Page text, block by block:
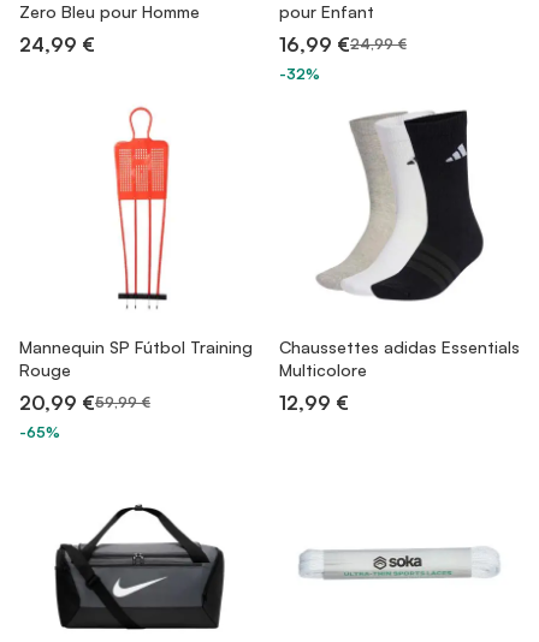
Zero Bleu pour Homme
24,99 €
pour Enfant
16,99 €24,99 €
-32%
Mannequin SP Fútbol Training
Rouge
20,99 €59,99 €
-65%
Chaussettes adidas Essentials
Multicolore
12,99 €